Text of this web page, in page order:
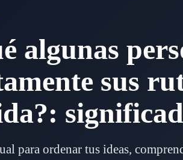
algunas
sus
para ordenar tus ideas,